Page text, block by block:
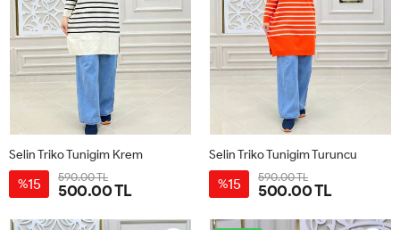
Selin Triko Tunigim Krem
%15 590.00 TL
500.00 TL
Selin Triko Tunigim Turuncu
%15 590.00 TL
500.00 TL